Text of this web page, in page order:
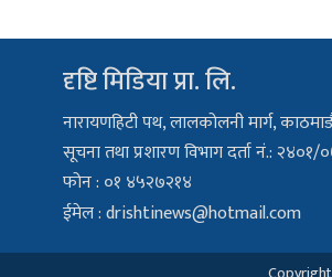
दृष्टि मिडिया प्रा. लि.
नारायणहिटी पथ, लालकोलनी मार्ग,
सूचना तथा प्रशारण विभाग दर्ता नं.:
फोन : ०१ ४५२७२१४
ईमेल :drishtinews@hotmail.com